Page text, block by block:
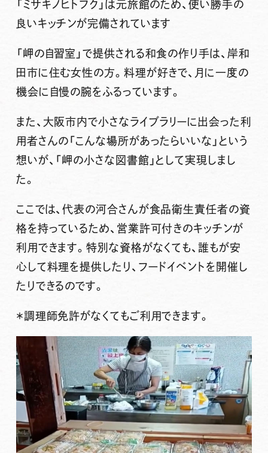
「ミサキノヒトフク」は元旅館のため、使い勝手の
良いキッチンが完備されています
「岬の自習室」で提供される和食の作り手は、岸和
田市に住む女性の方。料理が好きで、月に一度の
機会に自慢の腕をふるっています。
また、大阪市内で小さなライブラリーに出会った利
用者さんの「こんな場所があったらいいな」という
想いが、「岬の小さな図書館」として実現しまし
た。
ここでは、代表の河合さんが食品衛生責任者の資
格を持っているため、営業許可付きのキッチンが
利用できます。特別な資格がなくても、誰もが安
心して料理を提供したり、フードイベントを開催し
たりできるのです。
＊調理師免許がなくてもご利用できます。